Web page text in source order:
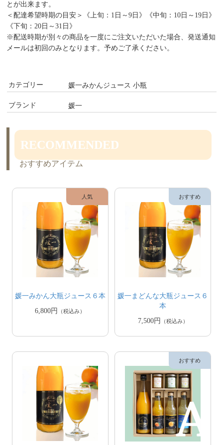
とが出来ます。
＜配達希望時期の目安＞《上旬：1日～9日》《中旬：10日～19日》
《下旬：20日～31日》
※配送時期が別々の商品を一度にご注文いただいた場合、発送通知
メールは初回のみとなります。予めご了承ください。
カテゴリー 媛一みかんジュース 小瓶
ブランド 媛一
RECOMMENDED
おすすめアイテム
媛一みかん大瓶ジュース６本
6,800円
（税込み）
媛一まどんな大瓶ジュース６
本
7,500円
（税込み）